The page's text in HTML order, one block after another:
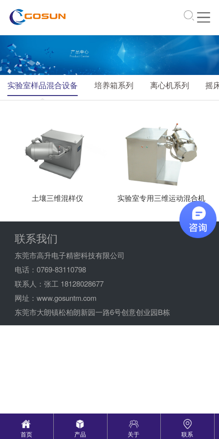
实验室样品混合设备 培养箱系列 离心机系列 摇
土壤三维混样仪 实验室专用三维运动混合机
联系我们
东莞市高升电子精密科技有限公司
电话：0769-83110798
联系人：张工 18128028677
网址：www.gosuntm.com
东莞市大朗镇松柏朗新园一路6号创意创业园B栋
首页 产品 关于 联系